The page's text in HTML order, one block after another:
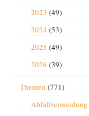
2023 (49)
2024 (53)
2025 (49)
2026 (39)
Themen (771)
Abfallvermeidung